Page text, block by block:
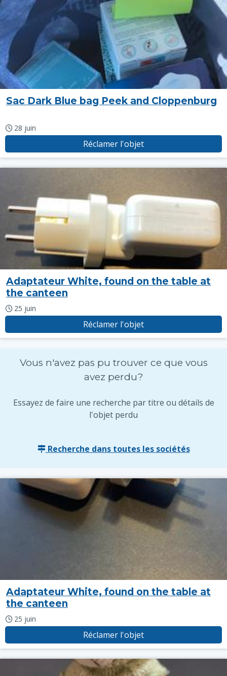
Sac Dark Blue bag Peek and Cloppenburg
28 juin
Réclamer l'objet
Adaptateur White, found on the table at
the canteen
25 juin
Réclamer l'objet
Vous n'avez pas pu trouver ce que vous
avez perdu?
Essayez de faire une recherche par titre ou détails de
l'objet perdu
Recherche dans toutes les sociétés
Adaptateur White, found on the table at
the canteen
25 juin
Réclamer l'objet